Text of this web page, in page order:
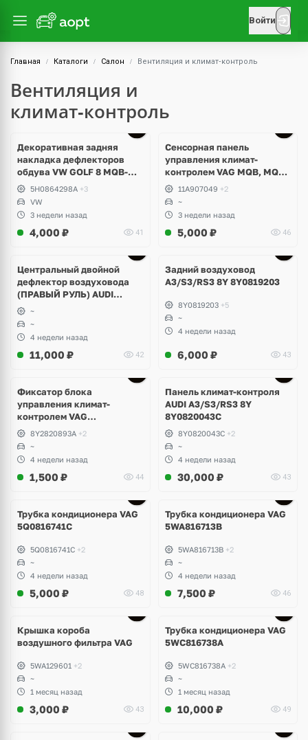
Войти
Главная Каталоги Салон Вентиляция и климат‑контроль
Вентиляция и
климат‑контроль
Декоративная задняя
накладка дефлекторов
обдува VW GOLF 8 MQB-
EVO5H0864298A +3
VW
3 недели назад
4,000 ₽ 41
Сенсорная панель
управления климат-
контролем VAG MQB, MQB-
EVO11A907049 +2
~
3 недели назад
5,000 ₽ 46
Центральный двойной
дефлектор воздуховода
(ПРАВЫЙ РУЛЬ) AUDI
A3/S3/RS3 8Y
~
~
4 недели назад
11,000 ₽ 42
Задний воздуховод
A3/S3/RS3 8Y 8Y0819203
8Y0819203 +5
~
4 недели назад
6,000 ₽ 43
Фиксатор блока
управления климат-
контролем VAG
8Y2820893A
8Y2820893A +2
~
4 недели назад
1,500 ₽ 44
Панель климат-контроля
AUDI A3/S3/RS3 8Y
8Y0820043C
8Y0820043C +2
~
4 недели назад
30,000 ₽ 43
Трубка кондиционера VAG
5Q0816741C
5Q0816741C +2
~
4 недели назад
5,000 ₽ 48
Трубка кондиционера VAG
5WA816713B
5WA816713B +2
~
4 недели назад
7,500 ₽ 46
Крышка короба
воздушного фильтра VAG
5WA129601 +2
~
1 месяц назад
3,000 ₽ 43
Трубка кондиционера VAG
5WC816738A
5WC816738A +2
~
1 месяц назад
10,000 ₽ 49